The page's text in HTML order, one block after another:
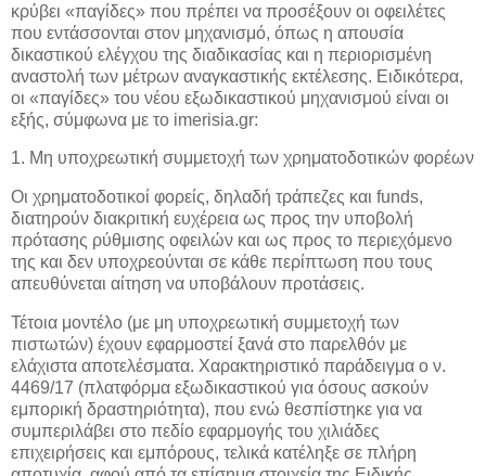
κρύβει «παγίδες» που πρέπει να προσέξουν οι οφειλέτες
που εντάσσονται στον μηχανισμό, όπως η απουσία
δικαστικού ελέγχου της διαδικασίας και η περιορισμένη
αναστολή των μέτρων αναγκαστικής εκτέλεσης. Ειδικότερα,
οι «παγίδες» του νέου εξωδικαστικού μηχανισμού είναι οι
εξής, σύμφωνα με το imerisia.gr:
1. Μη υποχρεωτική συμμετοχή των χρηματοδοτικών φορέων
Οι χρηματοδοτικοί φορείς, δηλαδή τράπεζες και funds,
διατηρούν διακριτική ευχέρεια ως προς την υποβολή
πρότασης ρύθμισης οφειλών και ως προς το περιεχόμενο
της και δεν υποχρεούνται σε κάθε περίπτωση που τους
απευθύνεται αίτηση να υποβάλουν προτάσεις.
Τέτοια μοντέλο (με μη υποχρεωτική συμμετοχή των
πιστωτών) έχουν εφαρμοστεί ξανά στο παρελθόν με
ελάχιστα αποτελέσματα. Χαρακτηριστικό παράδειγμα ο ν.
4469/17 (πλατφόρμα εξωδικαστικού για όσους ασκούν
εμπορική δραστηριότητα), που ενώ θεσπίστηκε για να
συμπεριλάβει στο πεδίο εφαρμογής του χιλιάδες
επιχειρήσεις και εμπόρους, τελικά κατέληξε σε πλήρη